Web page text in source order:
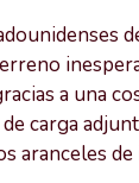
a una
carga
aranceles